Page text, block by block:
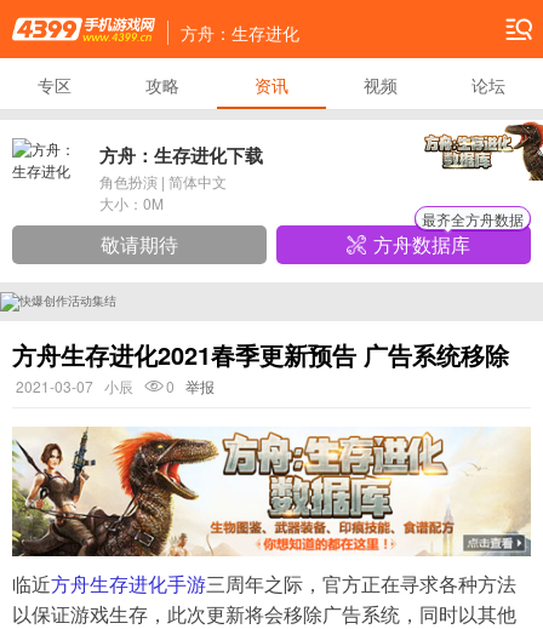
4399手机游戏网
方舟：生存进化
导航
专区 攻略 资讯 视频 论坛
方舟：生存进化下载
角色扮演 | 简体中文
大小： 0M
敬请期待 方舟数据库
最齐全方舟数据
方舟生存进化2021春季更新预告 广告系统移除
2021-03-07 小辰 0 举报
临近方舟生存进化手游三周年之际，官方正在寻求各种方法
以保证游戏生存，此次更新将会移除广告系统，同时以其他